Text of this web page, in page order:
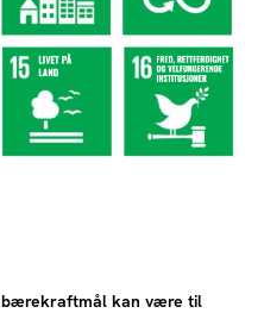
bærekraftmål kan være til